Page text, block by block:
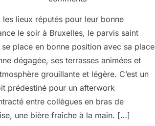
les lieux réputés pour leur bonne
le soir à Bruxelles, le parvis saint
se place en bonne position avec sa place
dégagée, ses terrasses animées et
grouillante et légère. C’est un
prédestiné pour un afterwork
entre collègues en bras de
une bière fraîche à la main. […]